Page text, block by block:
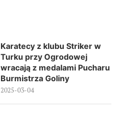
Karatecy z klubu Striker w
Turku przy Ogrodowej
wracają z medalami Pucharu
Burmistrza Goliny
2025-03-04